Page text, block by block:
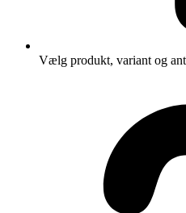
Vælg produkt, variant og